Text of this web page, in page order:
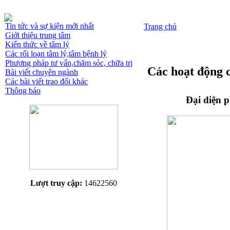
Tin tức và sự kiện mới nhất
Giới thiệu trung tâm
Kiến thức về tâm lý
Các rối loạn tâm lý,tâm bệnh lý
Phương pháp tư vấn,chăm sóc, chữa trị
Bài viết chuyên ngành
Các bài viết trao đổi khác
Thông báo
Lượt truy cập: 14622560
Trang chủ
Các hoạt động
Đại diện